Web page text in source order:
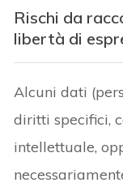
Rischi da
libertà di
Alcuni dati
diritti specifici,
intellettuale,